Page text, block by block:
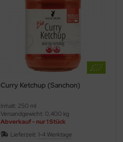
Curry Ketchup (Sanchon)
Inhalt: 250 ml
Versandgewicht: 0,400 kg
Abverkauf - nur 1 Stück
Lieferzeit:1-4 Werktage